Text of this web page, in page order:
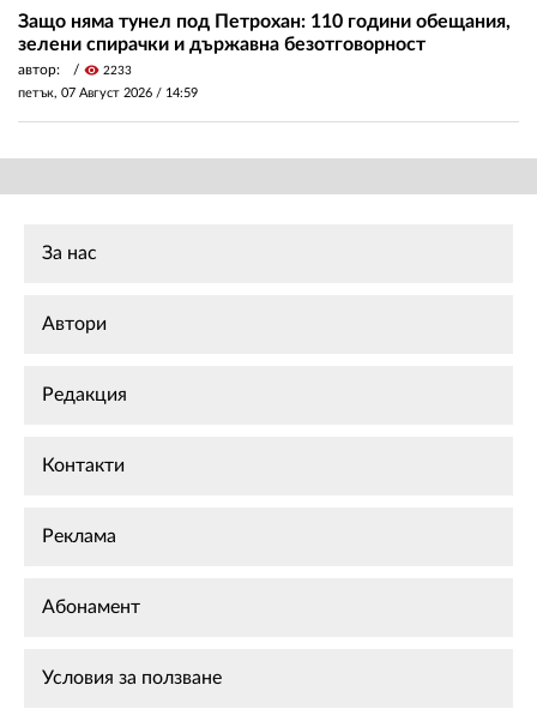
Защо няма тунел под Петрохан: 110 години обещания,
зелени спирачки и държавна безотговорност
автор: visibility 2233
петък, 07 Август 2026 / 14:59
За нас
Автори
Редакция
Контакти
Реклама
Абонамент
Условия за ползване